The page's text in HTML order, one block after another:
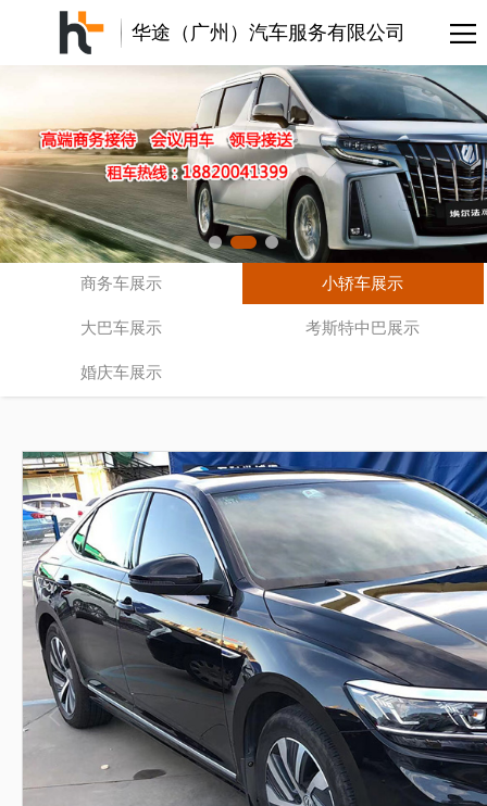
华途（广州）汽车服务有限公司
商务车展示 小轿车展示
大巴车展示 考斯特中巴展示
婚庆车展示